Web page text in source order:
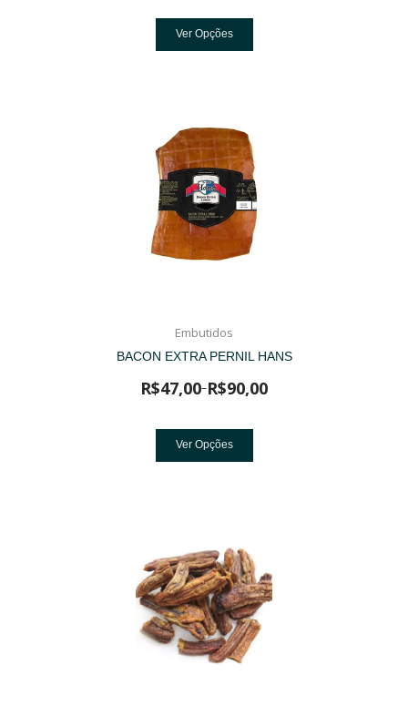
Ver Opções
Embutidos
BACON EXTRA PERNIL HANS
R$47,00–R$90,00
Ver Opções